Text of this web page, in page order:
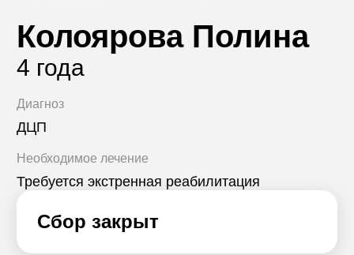
Колоярова Полина
4 года
Диагноз
ДЦП
Необходимое лечение
Требуется экстренная реабилитация
Сбор закрыт